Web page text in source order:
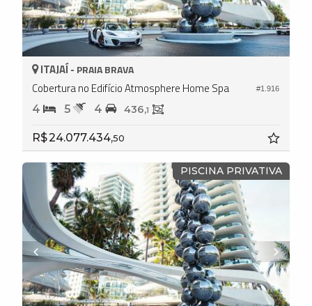
#1.916
ITAJAÍ - PRAIA BRAVA
Cobertura no Edifício Atmosphere Home Spa
4 5 4 436,1
R$ 24.077.434,50
PISCINA PRIVATIVA